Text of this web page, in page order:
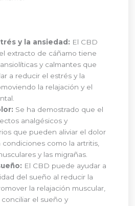
y la ansiedad: El CBD
extracto de cáñamo tiene
y calmantes que
a reducir el estrés y la
la relajación y el
Se ha demostrado que el
analgésicos y
que pueden aliviar el dolor
condiciones como la artritis,
y las migrañas.
El CBD puede ayudar a
del sueño al reducir la
la relajación muscular,
el sueño y